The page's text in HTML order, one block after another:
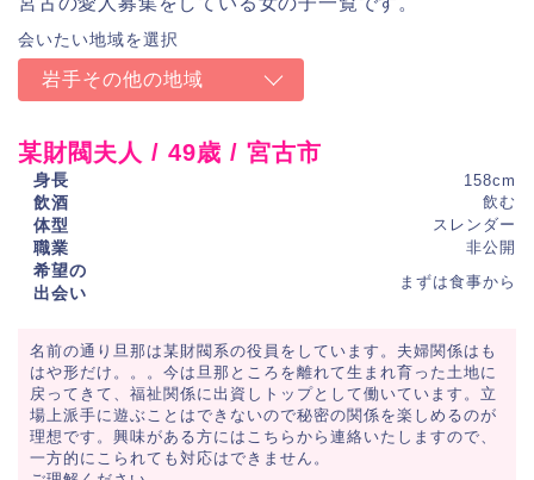
岩手その他の地域
某財閥夫人 / 49歳 / 宮古市
身長 158cm
飲酒 飲む
体型 スレンダー
職業 非公開
希望の
出会い
まずは食事から
名前の通り旦那は某財閥系の役員をしています。夫婦関係はも
はや形だけ。。。今は旦那ところを離れて生まれ育った土地に
戻ってきて、福祉関係に出資しトップとして働いています。立
場上派手に遊ぶことはできないので秘密の関係を楽しめるのが
理想です。興味がある方にはこちらから連絡いたしますので、
一方的にこられても対応はできません。